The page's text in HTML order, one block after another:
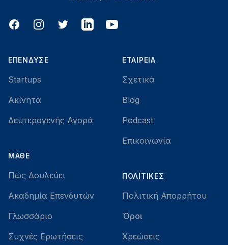
FacebookInstagramTwitter LinkedInYouTube
ΕΠΈΝΔΥΣΕ
Startups
Ακίνητα
Δευτερογενής Αγορά
ΜΆΘΕ
Πώς Δουλεύει
Ακαδημία Επενδυτών
Γλωσσάριο
Συχνές Ερωτήσεις
ΕΤΑΙΡΕΊΑ
Σχετικά
Blog
Podcast
Επικοινωνία
ΠΟΛΙΤΙΚΈΣ
Πολιτική Απορρήτου
Όροι
Χρεώσεις